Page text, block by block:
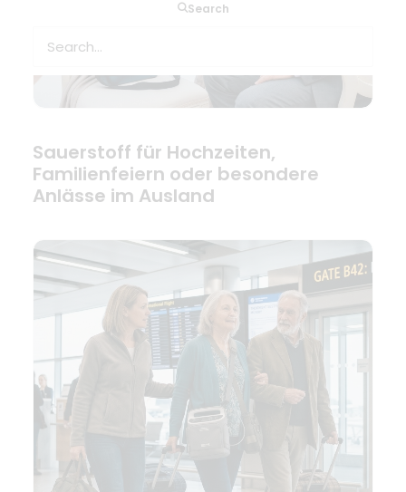
Search
Sauerstoff für Hochzeiten,
Familienfeiern oder besondere
Anlässe im Ausland